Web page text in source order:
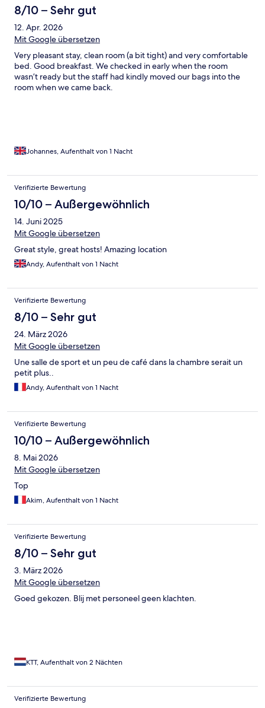
8/10 – Sehr gut
12. Apr. 2026
Mit Google übersetzen
Very pleasant stay, clean room (a bit tight) and very comfortable
bed. Good breakfast. We checked in early when the room
wasn’t ready but the staff had kindly moved our bags into the
room when we came back.
Johannes, Aufenthalt von 1 Nacht
Verifizierte Bewertung
10/10 – Außergewöhnlich
14. Juni 2025
Mit Google übersetzen
Great style, great hosts! Amazing location
Andy, Aufenthalt von 1 Nacht
Verifizierte Bewertung
8/10 – Sehr gut
24. März 2026
Mit Google übersetzen
Une salle de sport et un peu de café dans la chambre serait un
petit plus..
Andy, Aufenthalt von 1 Nacht
Verifizierte Bewertung
10/10 – Außergewöhnlich
8. Mai 2026
Mit Google übersetzen
Top
Akim, Aufenthalt von 1 Nacht
Verifizierte Bewertung
8/10 – Sehr gut
3. März 2026
Mit Google übersetzen
Goed gekozen. Blij met personeel geen klachten.
KTT, Aufenthalt von 2 Nächten
Verifizierte Bewertung